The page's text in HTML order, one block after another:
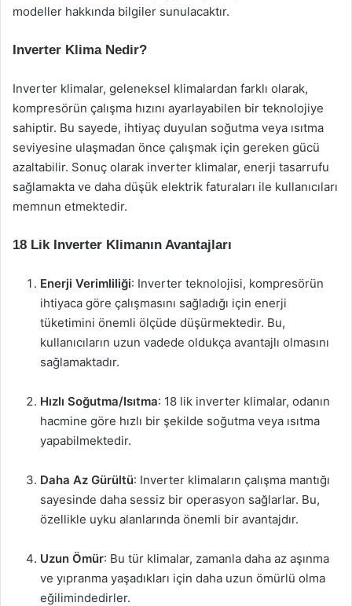
modeller hakkında bilgiler sunulacaktır.
Inverter Klima Nedir?
Inverter klimalar, geleneksel klimalardan farklı olarak,
kompresörün çalışma hızını ayarlayabilen bir teknolojiye
sahiptir. Bu sayede, ihtiyaç duyulan soğutma veya ısıtma
seviyesine ulaşmadan önce çalışmak için gereken gücü
azaltabilir. Sonuç olarak inverter klimalar, enerji tasarrufu
sağlamakta ve daha düşük elektrik faturaları ile kullanıcıları
memnun etmektedir.
18 Lik Inverter Klimanın Avantajları
Enerji Verimliliği: Inverter teknolojisi, kompresörün
ihtiyaca göre çalışmasını sağladığı için enerji
tüketimini önemli ölçüde düşürmektedir. Bu,
kullanıcıların uzun vadede oldukça avantajlı olmasını
sağlamaktadır.
Hızlı Soğutma/Isıtma: 18 lik inverter klimalar, odanın
hacmine göre hızlı bir şekilde soğutma veya ısıtma
yapabilmektedir.
Daha Az Gürültü: Inverter klimaların çalışma mantığı
sayesinde daha sessiz bir operasyon sağlarlar. Bu,
özellikle uyku alanlarında önemli bir avantajdır.
Uzun Ömür: Bu tür klimalar, zamanla daha az aşınma
ve yıpranma yaşadıkları için daha uzun ömürlü olma
eğilimindedirler.